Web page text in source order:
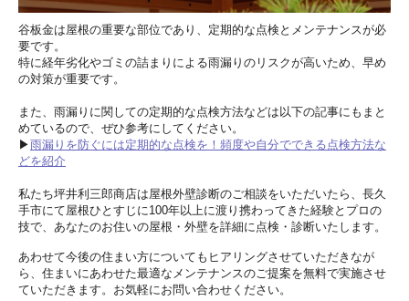
谷板金は屋根の重要な部位であり、定期的な点検とメンテナンスが必
要です。
特に経年劣化やゴミの詰まりによる雨漏りのリスクが高いため、早め
の対策が重要です。
また、雨漏りに関しての定期的な点検方法などは以下の記事にもまと
めているので、ぜひ参考にしてください。
▶︎雨漏りを防ぐには定期的な点検を！頻度や自分でできる点検方法な
どを紹介
私たち坪井利三郎商店は屋根外壁診断のご相談をいただいたら、長久
手市にて屋根ひとすじに100年以上に渡り携わってきた経験とプロの
技で、あなたのお住いの屋根・外壁を詳細に点検・診断いたします。
あわせて今後の住まい方についてもヒアリングさせていただきなが
ら、住まいにあわせた最適なメンテナンスのご提案を無料で実施させ
ていただきます。お気軽にお問い合わせください。